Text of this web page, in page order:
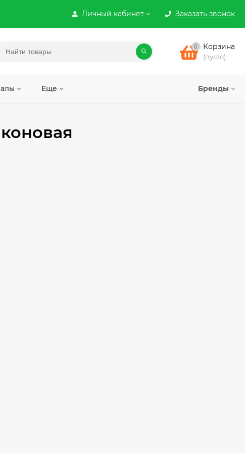
Личный кабинет Заказать звонок
0 Корзина
(пусто)
Бренды
Еще